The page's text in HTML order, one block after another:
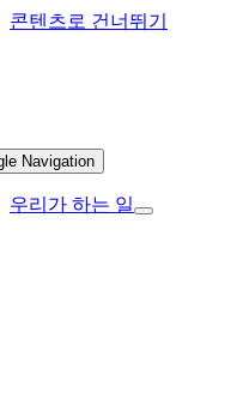
콘텐츠로 건너뛰기
Navigation
우리가 하는 일